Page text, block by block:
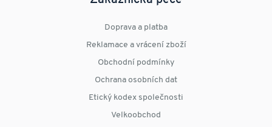
Doprava a platba
Reklamace a vrácení zboží
Obchodní podmínky
Ochrana osobních dat
Etický kodex společnosti
Velkoobchod